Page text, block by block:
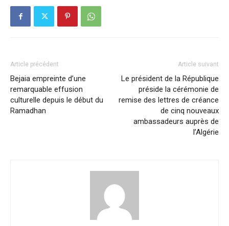
Article précédent
Bejaia empreinte d’une
remarquable effusion
culturelle depuis le début du
Ramadhan
Article suivant
Le président de la République
préside la cérémonie de
remise des lettres de créance
de cinq nouveaux
ambassadeurs auprès de
l’Algérie